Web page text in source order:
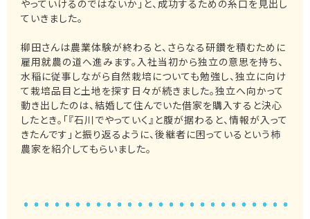
やっていけるのではないか」と、成功するための糸口を見出し
ていきました。
柳田さんは農業体験が終わると、さらなる研鑽を積むために
雇用就農の道へ進みます。入社当初から独立の意思を持ち、
水稲に従事しながら自然栽培についても勉強し、独立に向け
て栽培品目と土地を探す日々が続きました。独立へ向かって
動き出したのは、結婚して住んでいた借家を購入すると決心
したとき。「『石川でやっていく』と腹が据わると、情報が入って
きたんです」と振り返るように、後継者に困っているという柿
農家を紹介してもらいました。